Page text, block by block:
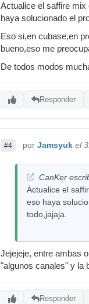
Actualice el saffire
haya solucionado el
Eso si,en cubase,en
bueno,eso me
De todos modos
Responder
#4 por Jamsyuk el
CanKer
Actualice el
eso haya
todo,jajaja.
Jejejeje, entre ambas
"algunos canales" y la
Responder